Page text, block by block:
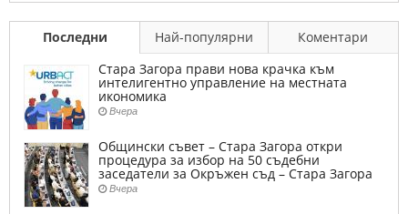
Последни Най-популярни
Коментари
Стара Загора прави нова крачка към
интелигентно управление на местната
икономика
Вчера
Общински съвет – Стара Загора откри
процедура за избор на 50 съдебни
заседатели за Окръжен съд – Стара Загора
Вчера